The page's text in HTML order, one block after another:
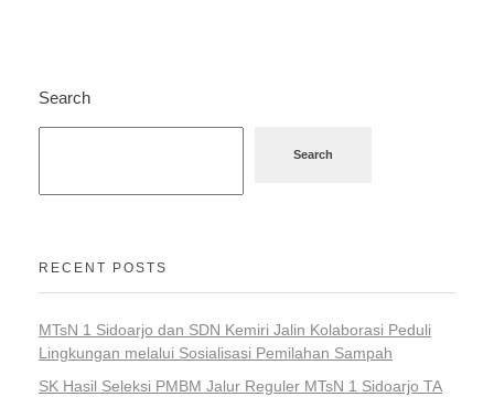
Search
Search
RECENT POSTS
MTsN 1 Sidoarjo dan SDN Kemiri Jalin Kolaborasi Peduli
Lingkungan melalui Sosialisasi Pemilahan Sampah
SK Hasil Seleksi PMBM Jalur Reguler MTsN 1 Sidoarjo TA